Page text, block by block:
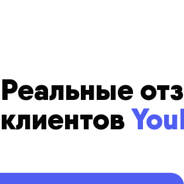
Реальные
клиентов